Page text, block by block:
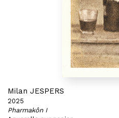
Milan JESPERS
2025
Pharmakôn I